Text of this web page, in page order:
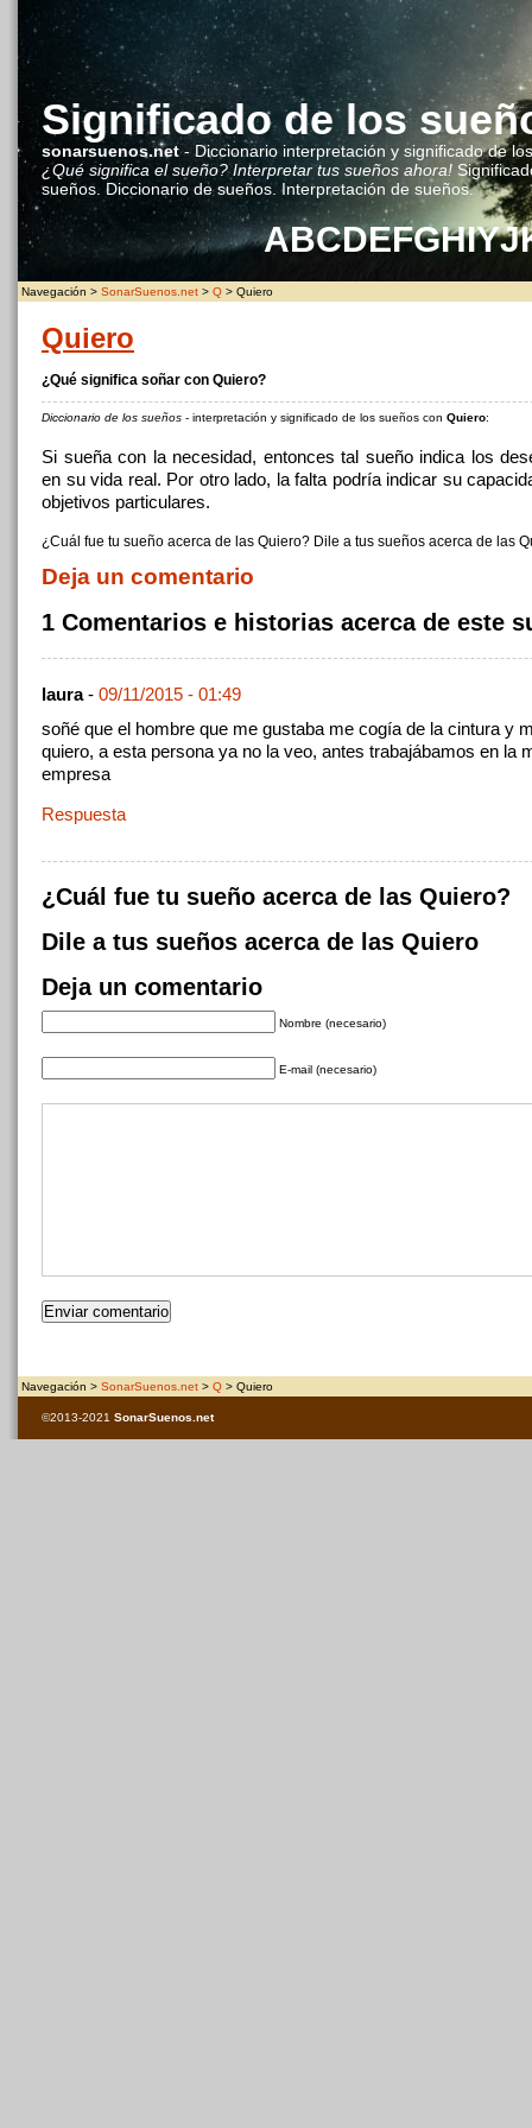
Significado de los
sonarsuenos.net- Diccionario interpretación y significado de
¿Qué significa el sueño? Interpretar tus sueños ahora!
sueños. Diccionario de sueños. Interpretación de sueños.
ABCDEFGHIYJ
Navegación > SonarSuenos.net > Q > Quiero
Quiero
¿Qué significa soñar con Quiero?
Diccionario de los sueños - interpretación y significado de los sueños con Quiero:
Si sueña con la necesidad, entonces tal sueño indica los
en su vida real. Por otro lado, la falta podría indicar su
objetivos particulares.
¿Cuál fue tu sueño acerca de las Quiero? Dile a tus sueños acerca de las
Deja un comentario
1 Comentarios e historias acerca de este
laura- 09/11/2015 - 01:49
soñé que el hombre que me gustaba me cogía de la cintura y
quiero, a esta persona ya no la veo, antes trabajábamos en la
empresa
Respuesta
¿Cuál fue tu sueño acerca de las Quiero?
Dile a tus sueños acerca de las Quiero
Deja un comentario
Nombre (necesario)
E-mail (necesario)
Navegación > SonarSuenos.net > Q > Quiero
©2013-2021 SonarSuenos .net